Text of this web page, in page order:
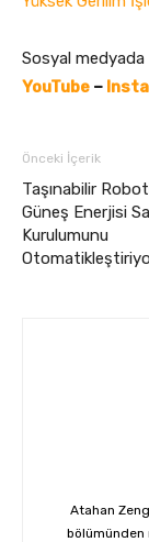
Sosyal
YouTube –
Önceki İçerik
Taşınabilir
Güneş Enerjisi
Kurulumunu
Atahan
bölümünden